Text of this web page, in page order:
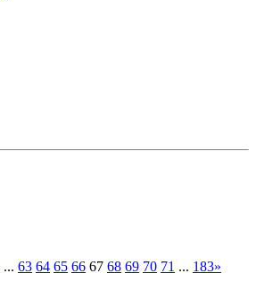
... 63 64 65 66 67 68 69 70 71 ... 183»